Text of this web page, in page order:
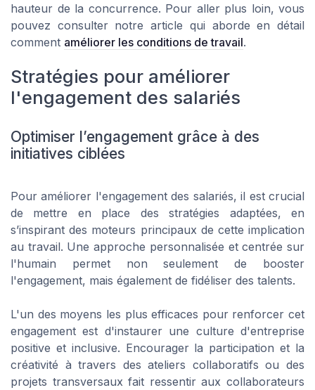
hauteur de la concurrence. Pour aller plus loin, vous
pouvez consulter notre article qui aborde en détail
comment améliorer les conditions de travail.
Stratégies pour améliorer
l'engagement des salariés
Optimiser l’engagement grâce à des
initiatives ciblées
Pour améliorer l'engagement des salariés, il est crucial
de mettre en place des stratégies adaptées, en
s’inspirant des moteurs principaux de cette implication
au travail. Une approche personnalisée et centrée sur
l'humain permet non seulement de booster
l'engagement, mais également de fidéliser des talents.
L'un des moyens les plus efficaces pour renforcer cet
engagement est d'instaurer une culture d'entreprise
positive et inclusive. Encourager la participation et la
créativité à travers des ateliers collaboratifs ou des
projets transversaux fait ressentir aux collaborateurs